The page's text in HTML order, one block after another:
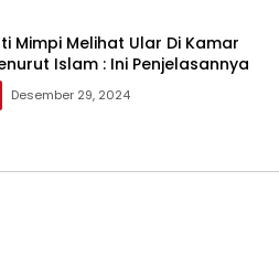
Mimpi Melihat Ular Di Kamar
Islam : Ini Penjelasannya
Desember 29, 2024